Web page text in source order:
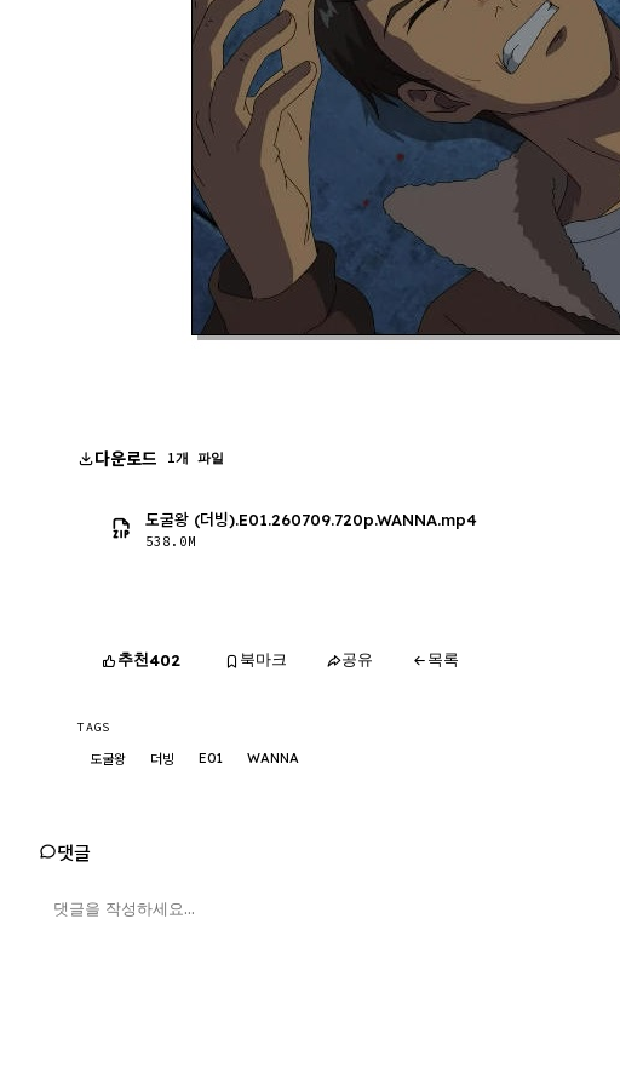
다운로드 1개 파일
도굴왕 (더빙).E01.260709.720p.WANNA.mp4
538.0M
추천402 북마크 공유 목록
TAGS
도굴왕 더빙 E01 WANNA
댓글